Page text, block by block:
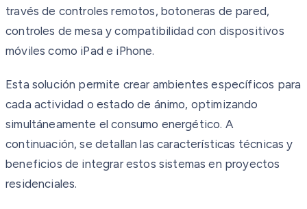
través de controles remotos, botoneras de pared,
controles de mesa y compatibilidad con dispositivos
móviles como iPad e iPhone.
Esta solución permite crear ambientes específicos para
cada actividad o estado de ánimo, optimizando
simultáneamente el consumo energético. A
continuación, se detallan las características técnicas y
beneficios de integrar estos sistemas en proyectos
residenciales.